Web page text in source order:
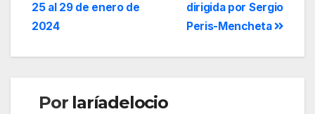
dirigida por Sergio
Peris-Mencheta
25 al 29 de enero de
2024
Por laríadelocio